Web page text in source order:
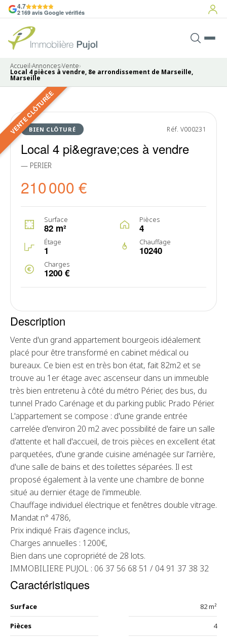
4.7
2 169 avis Google vérifiés
Accueil›Annonces›Vente›
Local 4 pièces à vendre, 8e arrondissement de Marseille,
Marseille
VENTE CLÔTURÉE
BIEN CLÔTURÉ Réf. V000231
Local 4 pi&egrave;ces à vendre
— PERIER
210 000 €
Surface
82 m²
Pièces
4
Étage
1
Chauffage
10240
Charges
1200 €
VENDU
7 photos
Description
Vente d'un grand appartement bourgeois idéalement
placé pour être transformé en cabinet médical ou
bureaux. Ce bien est en très bon état, fait 82m2 et se
trouve au 1er étage avec ascenseur dans un immeuble
très bien entretenu à côté du métro Périer, des bus, du
tunnel Prado Carénage et du parking public Prado Périer.
L'appartement se compose : d'une grande entrée
carrelée d'environ 20 m2 avec possibilité de faire un salle
d'attente et hall d'accueil, de trois pièces en excellent état
parquetées, d'une grande cuisine aménagée sur l'arrière,
d'une salle de bains et des toilettes séparées. Il est
proposé également à la vente une chambre de bonne
situé au dernier étage de l'immeuble.
Chauffage individuel électrique et fenêtres double vitrage.
Mandat n° 4786,
Prix indiqué Frais d'agence inclus,
Charges annuelles : 1200€,
Bien dans une copropriété de 28 lots.
IMMOBILIERE PUJOL : 06 37 56 68 51 / 04 91 37 38 32
Caractéristiques
Surface 82 m²
Pièces 4